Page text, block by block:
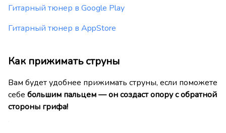
Гитарный тюнер в Google Play
Гитарный тюнер в AppStore
Как прижимать струны
Вам будет удобнее прижимать струны, если поможете
себе большим пальцем — он создаст опору с обратной
стороны грифа!